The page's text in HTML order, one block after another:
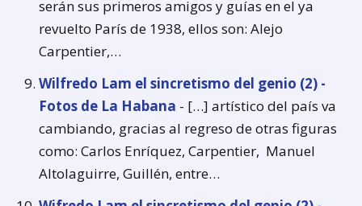
serán sus primeros amigos y guías en el ya
revuelto París de 1938, ellos son: Alejo
Carpentier,…
Wilfredo Lam el sincretismo del genio (2) -
Fotos de La Habana - […] artístico del país va
cambiando, gracias al regreso de otras figuras
como: Carlos Enríquez, Carpentier, Manuel
Altolaguirre, Guillén, entre…